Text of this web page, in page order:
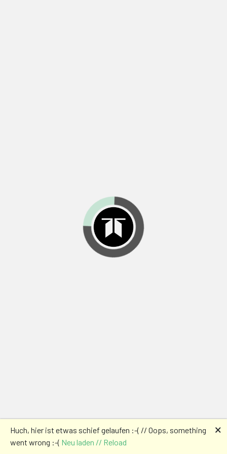
Huch, hier ist etwas schief gelaufen :-( // Oops, something
went wrong :-( Neu laden // Reload
🗙